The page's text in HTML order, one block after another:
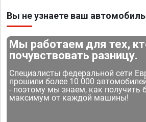
Вы не узнаете ваш
Мы работаем для тех,
почувствовать разницу.
Специалисты федеральной сети
прошили более 10 000
- поэтому мы знаем, как получить
максимум от каждой машины!